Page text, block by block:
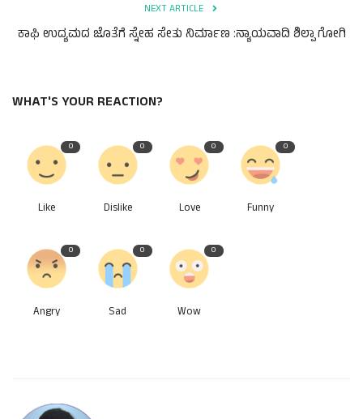
NEXT ARTICLE
ಕಾಫಿ ಉದ್ಯಮದ ಜೊತೆಗೆ ಸ್ನೇಹ ಸೇತು ನಿರ್ಮಾಣ :ನ್ಯಾಯವಾದಿ ಶಿಲ್ಪಾ ಗೋಗಿ
WHAT'S YOUR REACTION?
0
Like
0
Dislike
0
Love
0
Funny
0
Angry
0
Sad
0
Wow